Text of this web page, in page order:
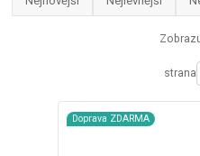
strana
Doprava ZDARMA